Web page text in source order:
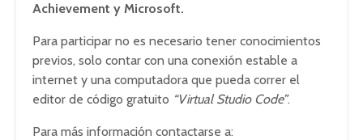
Achievement y Microsoft.
Para participar no es necesario tener conocimientos
previos, solo contar con una conexión estable a
internet y una computadora que pueda correr el
editor de código gratuito “Virtual Studio Code”.
Para más información contactarse a: